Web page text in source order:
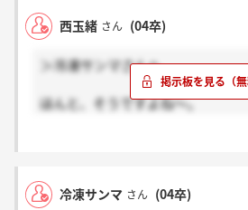
グループディスカッションみたい
す。理系なんで、経営の感覚が弱
ません。お互い頑張りましょう！
もう連絡きてる人いますか？
西玉緒 さん (04卒)
＞冷凍サンマさんへ
ほんと、そうですよね～。
あったけど、地元の地銀です。
ちょっと引きました。
冷凍サンマ さん (04卒)